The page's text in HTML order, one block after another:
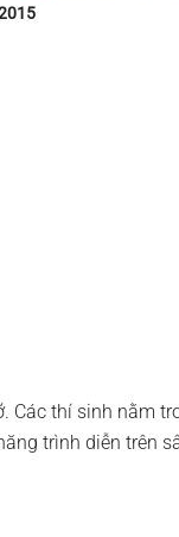
Các thí sinh nằm
trình diễn trên